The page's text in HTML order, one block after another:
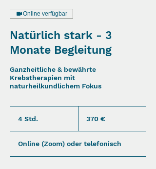
Online verfügbar
Natürlich stark - 3
Monate Begleitung
Ganzheitliche & bewährte
Krebstherapien mit
naturheilkundlichem Fokus
4 Std.
d
.
370 €
Online (Zoom) oder telefonisch